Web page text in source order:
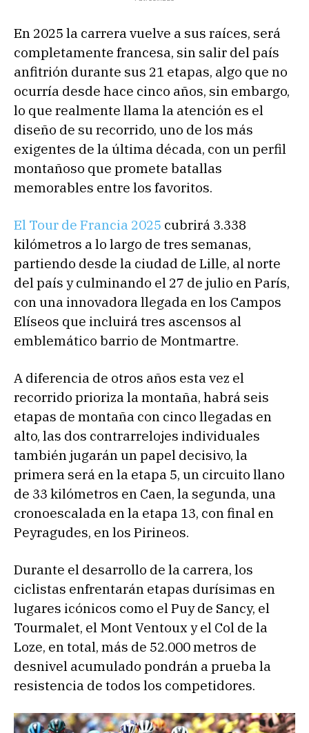
En 2025 la carrera vuelve a sus raíces, será
completamente francesa, sin salir del país
anfitrión durante sus 21 etapas, algo que no
ocurría desde hace cinco años, sin embargo,
lo que realmente llama la atención es el
diseño de su recorrido, uno de los más
exigentes de la última década, con un perfil
montañoso que promete batallas
memorables entre los favoritos.
El Tour de Francia 2025 cubrirá 3.338
kilómetros a lo largo de tres semanas,
partiendo desde la ciudad de Lille, al norte
del país y culminando el 27 de julio en París,
con una innovadora llegada en los Campos
Elíseos que incluirá tres ascensos al
emblemático barrio de Montmartre.
A diferencia de otros años esta vez el
recorrido prioriza la montaña, habrá seis
etapas de montaña con cinco llegadas en
alto, las dos contrarrelojes individuales
también jugarán un papel decisivo, la
primera será en la etapa 5, un circuito llano
de 33 kilómetros en Caen, la segunda, una
cronoescalada en la etapa 13, con final en
Peyragudes, en los Pirineos.
Durante el desarrollo de la carrera, los
ciclistas enfrentarán etapas durísimas en
lugares icónicos como el Puy de Sancy, el
Tourmalet, el Mont Ventoux y el Col de la
Loze, en total, más de 52.000 metros de
desnivel acumulado pondrán a prueba la
resistencia de todos los competidores.